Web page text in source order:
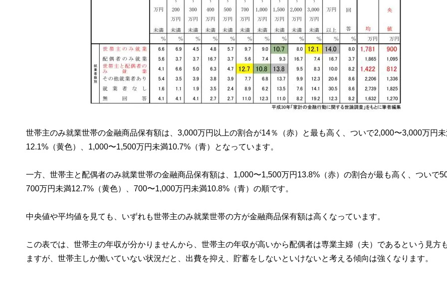
世帯主のみ就業世帯の金融商品保有額は、3,000万円以上の割合が14％（赤）と最も高く、ついで2,000〜3,000万円
12.1%（黄色）、1,000〜1,500万円未満10.7%（青）となっています。
一方、世帯主と配偶者のみ就業世帯の金融商品保有額は、1,000〜1,500万円13.8%（赤）の割合が最も高く、ついで
700万円未満12.7%（黄色）、700〜1,000万円未満10.8%（青）の順です。
中央値や平均値を見ても、いずれも世帯主のみ就業世帯の方が金融商品保有額は高くなっています。
この表では、世帯主の年収が分かりませんから、世帯主の年収が高いから配偶者は専業主婦（夫）であるという見方
ますが、世帯主しか働いていない状況だと、出費を抑え、貯蓄をしないといけないと考える傾向は強くなります。